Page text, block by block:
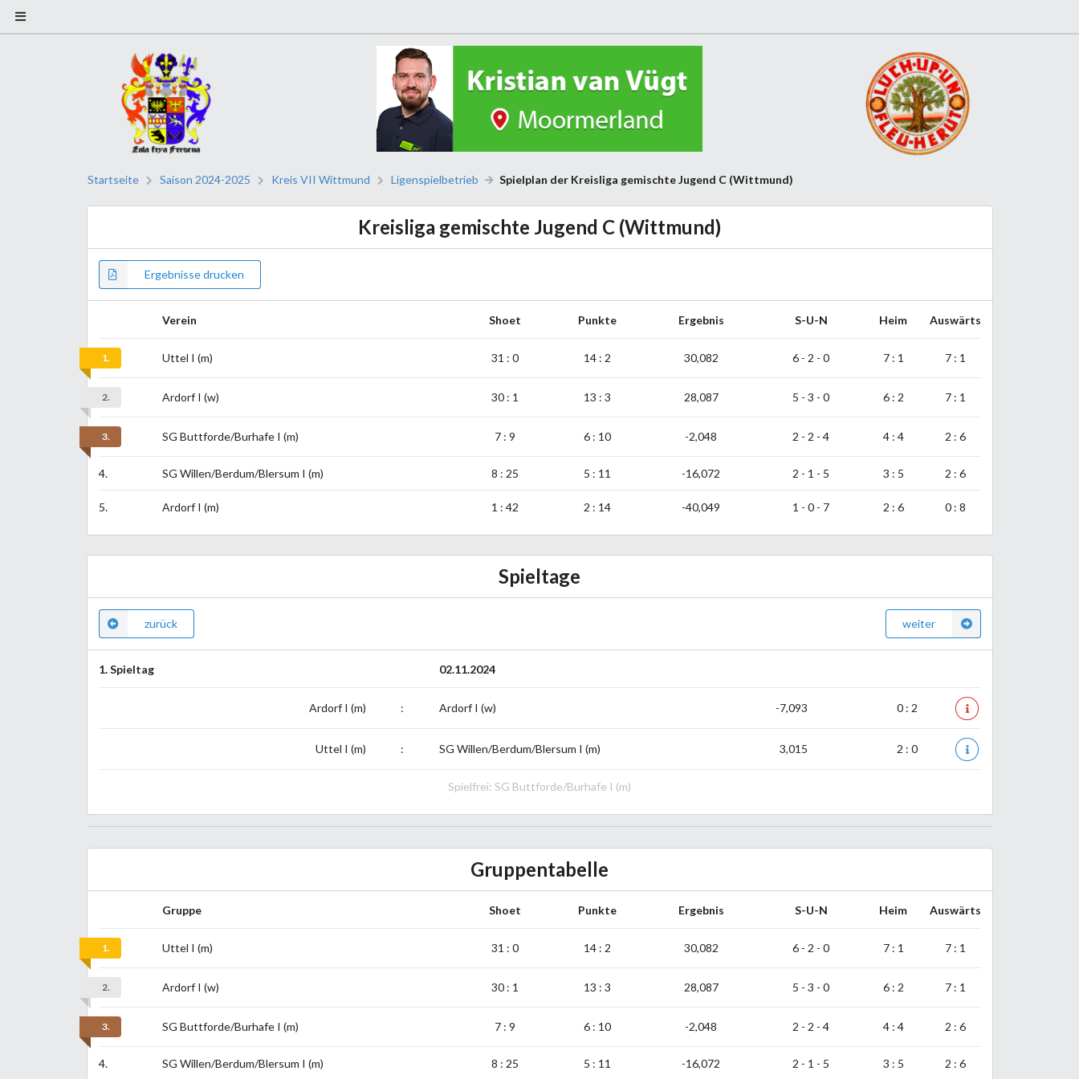
Startseite Saison 2024-2025 Kreis VII Wittmund Ligenspielbetrieb Spielplan der Kreisliga gemischte Jugend C (Wittmund)
Kreisliga gemischte Jugend C (Wittmund)
Ergebnisse drucken
Verein Shoet Punkte Ergebnis S-U-N Heim Auswärts
1. Uttel I (m) 31 : 0 14 : 2 30,082 6 - 2 - 0 7 : 1 7 : 1
2. Ardorf I (w) 30 : 1 13 : 3 28,087 5 - 3 - 0 6 : 2 7 : 1
3. SG Buttforde/Burhafe I (m) 7 : 9 6 : 10 -2,048 2 - 2 - 4 4 : 4 2 : 6
4. SG Willen/Berdum/Blersum I (m) 8 : 25 5 : 11 -16,072 2 - 1 - 5 3 : 5 2 : 6
5. Ardorf I (m) 1 : 42 2 : 14 -40,049 1 - 0 - 7 2 : 6 0 : 8
Spieltage
zurück weiter
1. Spieltag 02.11.2024
Ardorf I (m) : Ardorf I (w) -7,093 0 : 2
Uttel I (m) : SG Willen/Berdum/Blersum I (m) 3,015 2 : 0
Spielfrei: SG Buttforde/Burhafe I (m)
Gruppentabelle
Gruppe Shoet Punkte Ergebnis S-U-N Heim Auswärts
1. Uttel I (m) 31 : 0 14 : 2 30,082 6 - 2 - 0 7 : 1 7 : 1
2. Ardorf I (w) 30 : 1 13 : 3 28,087 5 - 3 - 0 6 : 2 7 : 1
3. SG Buttforde/Burhafe I (m) 7 : 9 6 : 10 -2,048 2 - 2 - 4 4 : 4 2 : 6
4. SG Willen/Berdum/Blersum I (m) 8 : 25 5 : 11 -16,072 2 - 1 - 5 3 : 5 2 : 6